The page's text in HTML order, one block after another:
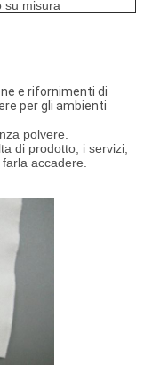
su misura
e rifornimenti di
per gli ambienti
polvere.
di prodotto, i servizi,
accadere.